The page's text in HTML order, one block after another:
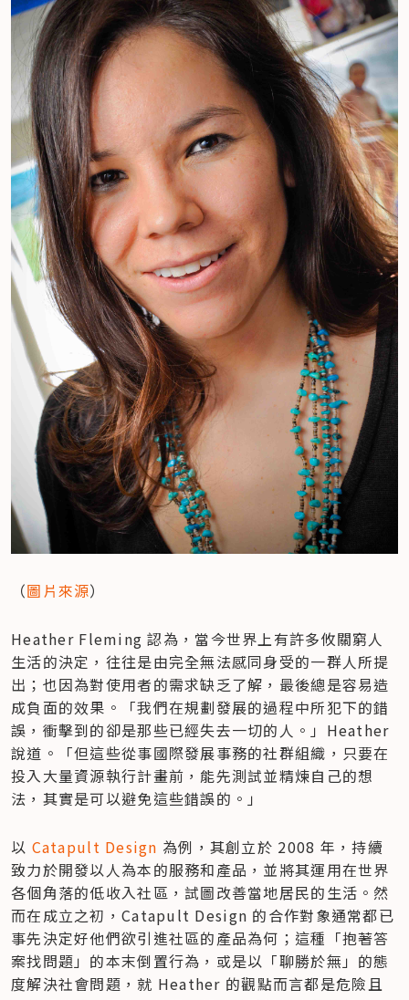
（圖片來源）
Heather Fleming 認為，當今世界上有許多攸關窮人
生活的決定，往往是由完全無法感同身受的一群人所提
出；也因為對使用者的需求缺乏了解，最後總是容易造
成負面的效果。「我們在規劃發展的過程中所犯下的錯
誤，衝擊到的卻是那些已經失去一切的人。」Heather
說道。「但這些從事國際發展事務的社群組織，只要在
投入大量資源執行計畫前，能先測試並精煉自己的想
法，其實是可以避免這些錯誤的。」
以 Catapult Design 為例，其創立於 2008 年，持續
致力於開發以人為本的服務和產品，並將其運用在世界
各個角落的低收入社區，試圖改善當地居民的生活。然
而在成立之初，Catapult Design 的合作對象通常都已
事先決定好他們欲引進社區的產品為何；這種「抱著答
案找問題」的本末倒置行為，或是以「聊勝於無」的態
度解決社會問題，就 Heather 的觀點而言都是危險且